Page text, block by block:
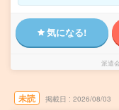
気になる!
派遣
未読 掲載日 2026/08/03